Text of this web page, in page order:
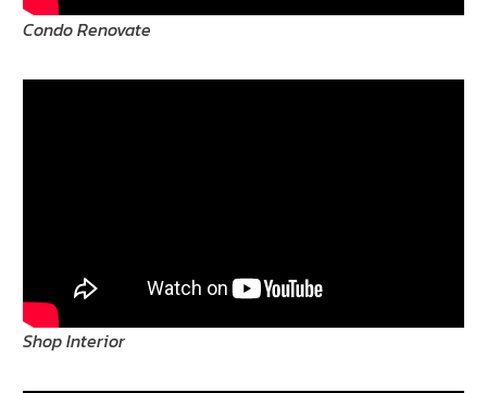
Condo Renovate
Shop Interior